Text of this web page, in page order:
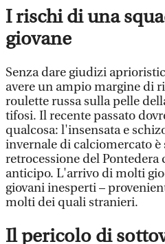
I rischi di una
giovane
Senza dare giudizi
avere un ampio margine di
roulette russa sulla pelle
tifosi. Il recente passato
qualcosa: l'insensata e
invernale di calciomercato
retrocessione del Pontedera
anticipo. L'arrivo di molti
giovani inesperti –
molti dei quali stranieri.
Il pericolo di